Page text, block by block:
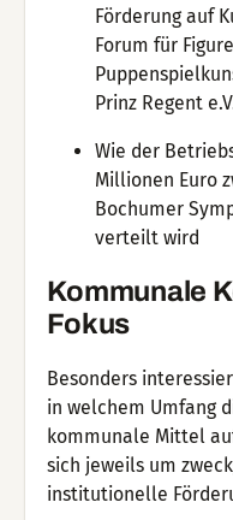
Förderung auf
Forum für
Prinz Regent
Wie der
Millionen Euro
Bochumer
verteilt wird
Kommunale
Fokus
Besonders
in welchem Umfang
kommunale Mittel
sich jeweils um
institutionelle